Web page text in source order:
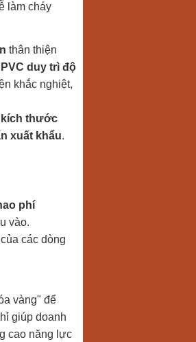
làm cháy
thân thiện
duy trì độ
khắc nghiệt,
kích thước
xuất khẩu.
phí
vào.
các dòng
vàng" để
giúp doanh
cao năng lực